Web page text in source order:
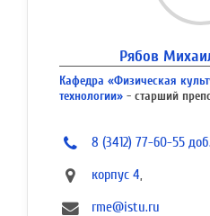
Рябов
Кафедра «Физическая
технологии» - старший
8 (3412) 77-60-55
корпус 4,
rme@istu.ru